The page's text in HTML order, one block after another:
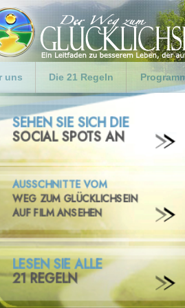
uns
ist Der Weg zum
Ziele
Hubbard
gestellte Fragen
Die 21 Regeln
GLÜCKLICHSEIN
1. Achten Sie auf sich
2. Seien Sie maßvoll
3. Treiben Sie keine
Promiskuität
4. Geben Sie Kindern Liebe
und Hilfe
5. Ehren Sie Ihre Eltern und
helfen Sie ihnen
6. Geben Sie ein gutes
Beispiel
7. Seien Sie bestrebt, sich
im Leben an die Wahrheit
Eltern
Geben
Erfolge